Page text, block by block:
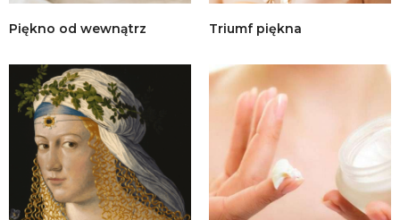
Piękno od wewnątrz Triumf piękna